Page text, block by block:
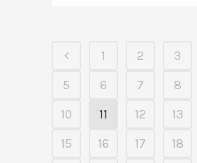
1 2 3
5
6 7 8
10
11 12 13
15
16 17 18